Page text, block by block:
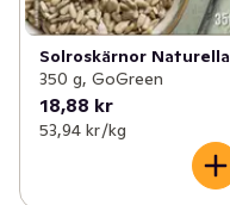
Solroskärnor Naturella
350 g, GoGreen
18,88 kr
53,94 kr /kg